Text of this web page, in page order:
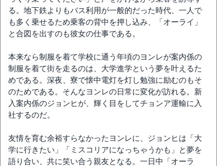
る。地下鉄よりもバス利用が一般的だった時代、一人で
も多く乗せるため乗客の背中を押し込み、「オーライ」
と合図を出すのも彼女の仕事である。
本来なら制服を着て学校に通う年頃のヨンレが案内係の
制服を着て街を走るのは、大学進学という夢を叶えるた
めである。深夜、寮で懐中電灯を灯し勉強に励むのもそ
のためである。そんなヨンレの日常に変化が訪れる。新
入案内係のジョンヒが、輝く目をしてチョンア運輸に入
社するのだ。
友情を育む余裕すらなかったヨンレに、ジョンヒは「大
学に行きたい」「ミスコリアになっちゃうかも」と夢を
語り合い、共に笑い合う親友となる。一日中「オーラ